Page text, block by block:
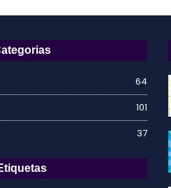
64
101
37